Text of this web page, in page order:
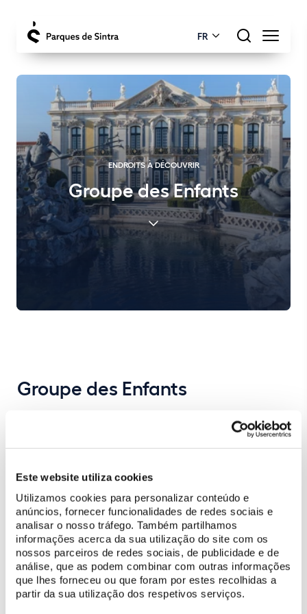
Este website utiliza cookies
Utilizamos cookies para personalizar conteúdo e
anúncios, fornecer funcionalidades de redes sociais e
analisar o nosso tráfego. Também partilhamos
informações acerca da sua utilização do site com os
nossos parceiros de redes sociais, de publicidade e de
análise, que as podem combinar com outras informações
que lhes forneceu ou que foram por estes recolhidas a
partir da sua utilização dos respetivos serviços.
FR
ENDROITS À DÉCOUVRIR
Groupe des Enfants
Groupe des Enfants